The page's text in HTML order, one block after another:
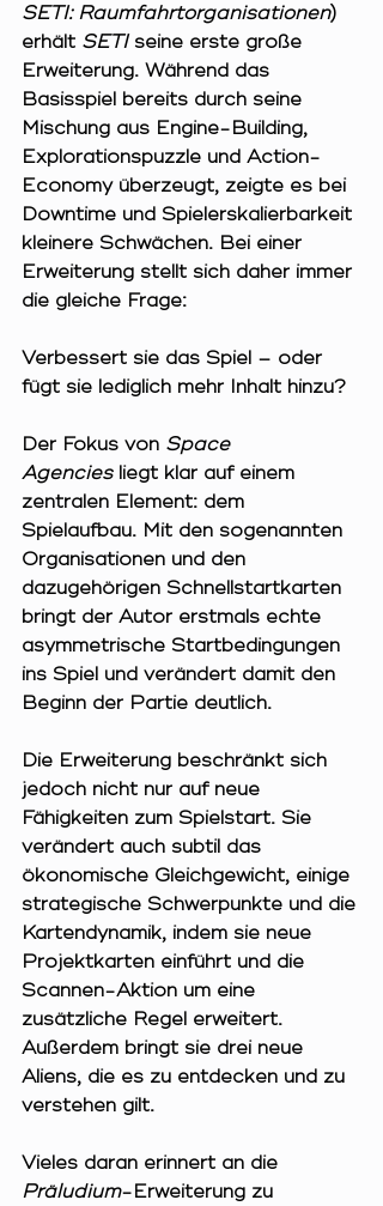
SETI: Raumfahrtorganisationen)
erhält SETI seine erste große
Erweiterung. Während das
Basisspiel bereits durch seine
Mischung aus Engine-Building,
Explorationspuzzle und Action-
Economy überzeugt, zeigte es bei
Downtime und Spielerskalierbarkeit
kleinere Schwächen. Bei einer
Erweiterung stellt sich daher immer
die gleiche Frage:
Verbessert sie das Spiel – oder
fügt sie lediglich mehr Inhalt hinzu?
Der Fokus von Space
Agencies liegt klar auf einem
zentralen Element: dem
Spielaufbau. Mit den sogenannten
Organisationen und den
dazugehörigen Schnellstartkarten
bringt der Autor erstmals echte
asymmetrische Startbedingungen
ins Spiel und verändert damit den
Beginn der Partie deutlich.
Die Erweiterung beschränkt sich
jedoch nicht nur auf neue
Fähigkeiten zum Spielstart. Sie
verändert auch subtil das
ökonomische Gleichgewicht, einige
strategische Schwerpunkte und die
Kartendynamik, indem sie neue
Projektkarten einführt und die
Scannen-Aktion um eine
zusätzliche Regel erweitert.
Außerdem bringt sie drei neue
Aliens, die es zu entdecken und zu
verstehen gilt.
Vieles daran erinnert an die
Präludium-Erweiterung zu